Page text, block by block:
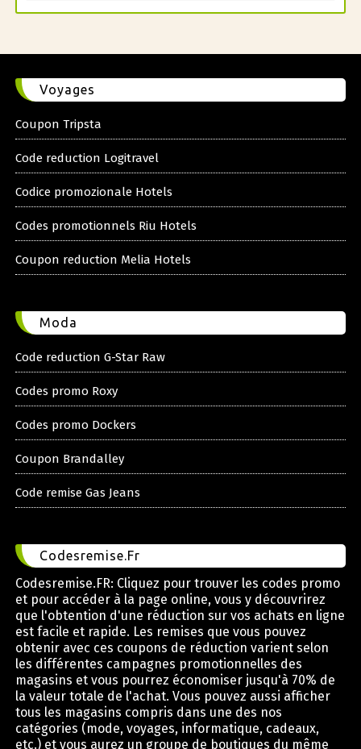
Voyages
Coupon Tripsta
Code reduction Logitravel
Codice promozionale Hotels
Codes promotionnels Riu Hotels
Coupon reduction Melia Hotels
Moda
Code reduction G-Star Raw
Codes promo Roxy
Codes promo Dockers
Coupon Brandalley
Code remise Gas Jeans
Codesremise.Fr
Codesremise.FR: Cliquez pour trouver les codes promo
et pour accéder à la page online, vous y découvrirez
que l'obtention d'une réduction sur vos achats en ligne
est facile et rapide. Les remises que vous pouvez
obtenir avec ces coupons de réduction varient selon
les différentes campagnes promotionnelles des
magasins et vous pourrez économiser jusqu'à 70% de
la valeur totale de l'achat. Vous pouvez aussi afficher
tous les magasins compris dans une des nos
catégories (mode, voyages, informatique, cadeaux,
etc.) et vous aurez un groupe de boutiques du même